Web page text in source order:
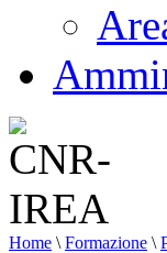
Home \ Formazione \